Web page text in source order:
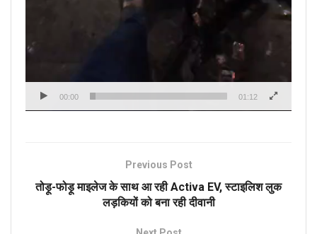
00:00 01:12
Previous Post
तोड़ू-फोड़ू माइलेज के साथ आ रही Activa EV, स्टाइलिश लुक
लड़कियों को बना रही दीवानी